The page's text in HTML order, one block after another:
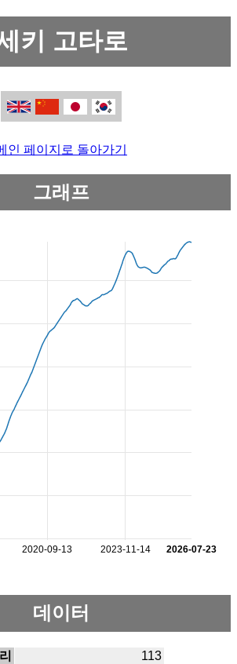
키 고타로
인 페이지로 돌아가기
그래프
2020-09-13 2023-11-14 2026-07-23
데이터
113